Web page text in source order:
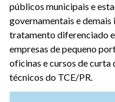
públicos municipais e
governamentais e
tratamento diferenciado
empresas de pequeno
oficinas e cursos de curta
técnicos do TCE/PR.